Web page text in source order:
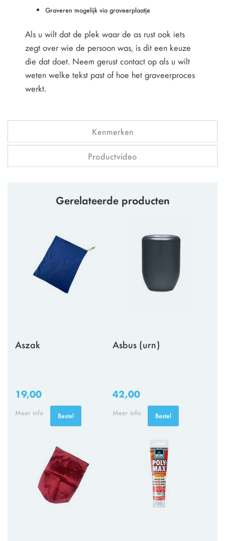
Graveren mogelijk via graveerplaatje
Als u wilt dat de plek waar de as rust ook iets
zegt over wie de persoon was, is dit een keuze
die dat doet. Neem gerust contact op als u wilt
weten welke tekst past of hoe het graveerproces
werkt.
Kenmerken
Productvideo
Gerelateerde producten
Aszak
19,00
Meer info Bestel
Asbus (urn)
42,00
Meer info Bestel